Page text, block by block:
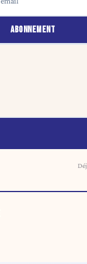
ABONNEMENT